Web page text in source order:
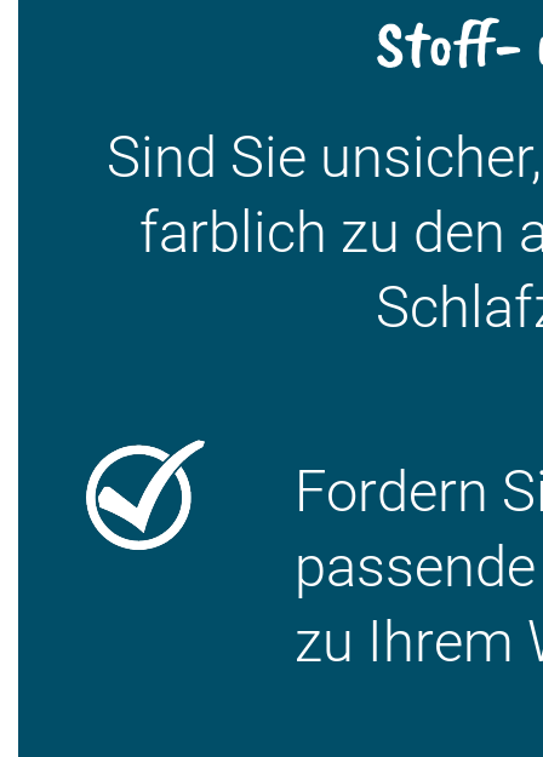
Stoff-
Sind Sie
farblich zu den
Fordern
zu Ihrem